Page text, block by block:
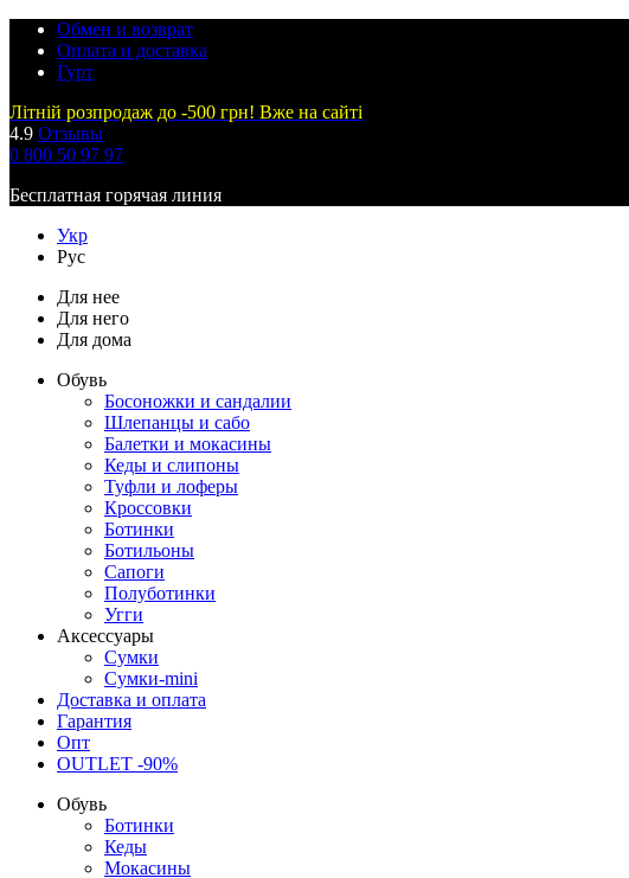
Обмен и возврат
Оплата и доставка
Гурт
Літній розпродаж до -500 грн! Вже на сайті
4.9 Отзывы
0 800 50 97 97
Бесплатная горячая линия
Укр
Рус
Для нее
Для него
Для дома
Обувь
Босоножки и сандалии
Шлепанцы и сабо
Балетки и мокасины
Кеды и слипоны
Туфли и лоферы
Кроссовки
Ботинки
Ботильоны
Сапоги
Полуботинки
Угги
Аксессуары
Сумки
Сумки-mini
Доставка и оплата
Гарантия
Опт
OUTLET -90%
Обувь
Ботинки
Кеды
Мокасины